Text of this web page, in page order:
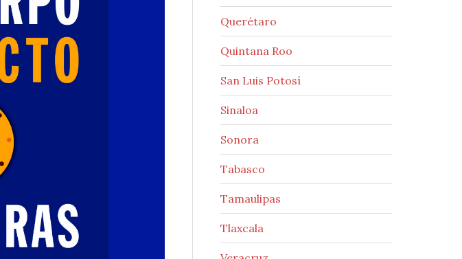
Querétaro
Quintana Roo
San Luis Potosí
Sinaloa
Sonora
Tabasco
Tamaulipas
Tlaxcala